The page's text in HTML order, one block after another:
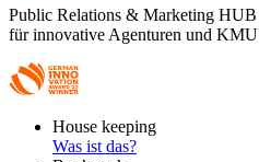
Public Relations & Marketing HUB
für innovative Agenturen und KMU
FooterHouse keeping
Was ist das?